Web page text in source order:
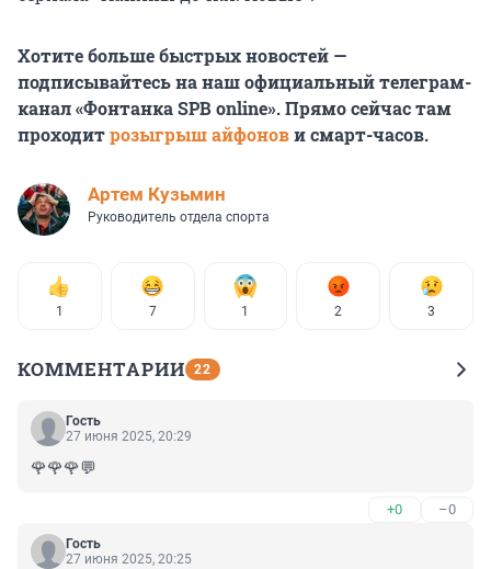
Хотите больше быстрых новостей —
подписывайтесь на наш официальный телеграм-
канал «Фонтанка SPB online». Прямо сейчас там
проходитрозыгрыш айфонови смарт-часов.
Артем Кузьмин
Руководитель отдела спорта
1 7 1 2 3
КОММЕНТАРИИ 22
Гость
27 июня 2025, 20:29
🌹🌹🌹💬
+0 –0
Гость
27 июня 2025, 20:25